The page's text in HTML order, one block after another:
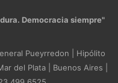
Democracia siempre"
Pueyrredon | Hipólito
del Plata | Buenos Aires |